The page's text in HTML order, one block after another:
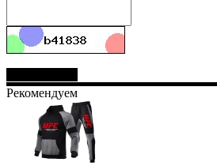
Рекомендуем